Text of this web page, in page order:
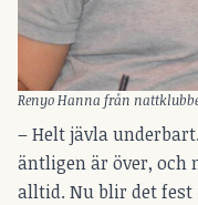
Renyo Hanna från
– Helt jävla
äntligen är över, och
alltid. Nu blir det fest